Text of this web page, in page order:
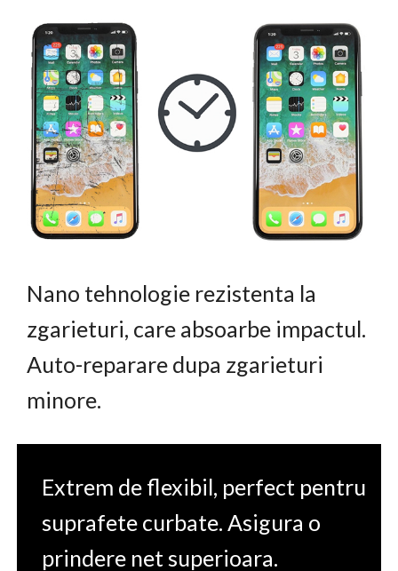
Nano tehnologie rezistenta la
zgarieturi, care absoarbe impactul.
Auto-reparare dupa zgarieturi
minore.
Extrem de flexibil, perfect pentru
suprafete curbate. Asigura o
prindere net superioara.